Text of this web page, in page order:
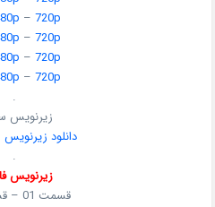
– 720p
– 720p
– 720p
– 720p
.
زیرنویس
دانلود
.
زیرنویس
قسمت 01 – قسمت 02